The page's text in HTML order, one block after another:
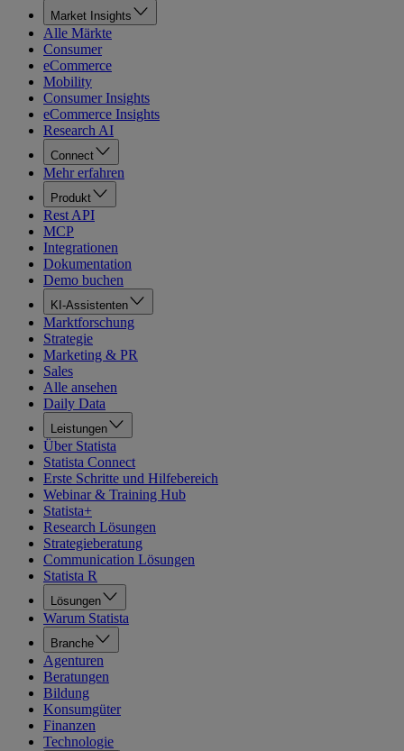
Market Insights
Alle Märkte
Consumer
eCommerce
Mobility
Consumer Insights
eCommerce Insights
Research AI
Connect
Mehr erfahren
Produkt
Rest API
MCP
Integrationen
Dokumentation
Demo buchen
KI-Assistenten
Marktforschung
Strategie
Marketing & PR
Sales
Alle ansehen
Daily Data
Leistungen
Über Statista
Statista Connect
Erste Schritte und Hilfebereich
Webinar & Training Hub
Statista+
Research Lösungen
Strategieberatung
Communication Lösungen
Statista R
Lösungen
Warum Statista
Branche
Agenturen
Beratungen
Bildung
Konsumgüter
Finanzen
Technologie